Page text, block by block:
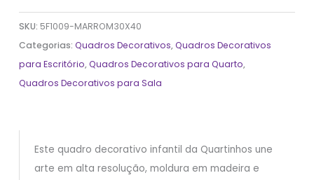
SKU: 5F1009-MARROM30X40
Categorias:Quadros Decorativos,Quadros Decorativos
para Escritório,Quadros Decorativos para Quarto,
Quadros Decorativos para Sala
Este quadro decorativo infantil da Quartinhos une
arte em alta resolução, moldura em madeira e